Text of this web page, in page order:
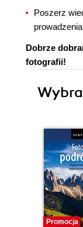
Poszerz
Dobrze
fotografii!
Promocja